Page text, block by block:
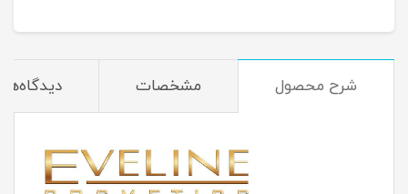
شرح محصول مشخصات دیدگاه‌ها